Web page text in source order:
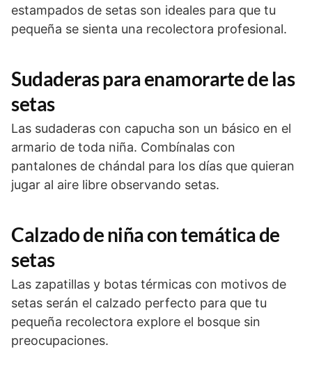
estampados de setas son ideales para que tu
pequeña se sienta una recolectora profesional.
Sudaderas para enamorarte de las
setas
Las sudaderas con capucha son un básico en el
armario de toda niña. Combínalas con
pantalones de chándal para los días que quieran
jugar al aire libre observando setas.
Calzado de niña con temática de
setas
Las zapatillas y botas térmicas con motivos de
setas serán el calzado perfecto para que tu
pequeña recolectora explore el bosque sin
preocupaciones.